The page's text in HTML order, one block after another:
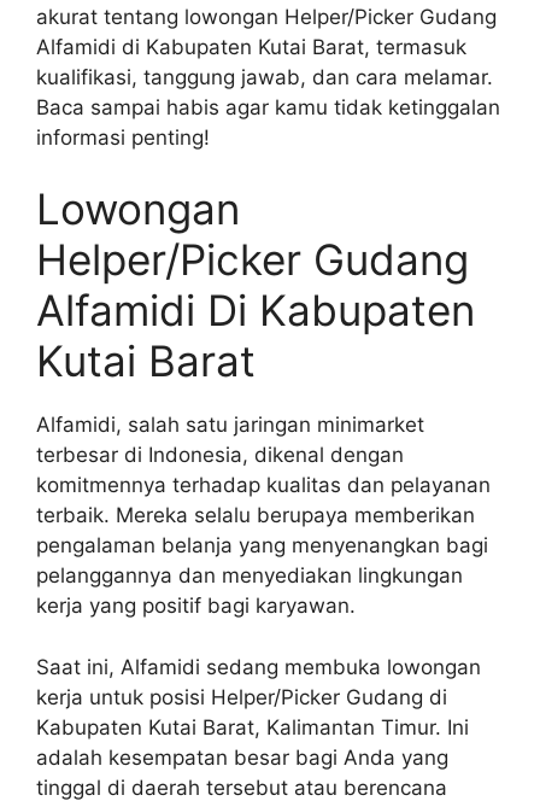
akurat tentang lowongan Helper/Picker Gudang
Alfamidi di Kabupaten Kutai Barat, termasuk
kualifikasi, tanggung jawab, dan cara melamar.
Baca sampai habis agar kamu tidak ketinggalan
informasi penting!
Lowongan
Helper/Picker Gudang
Alfamidi Di Kabupaten
Kutai Barat
Alfamidi, salah satu jaringan minimarket
terbesar di Indonesia, dikenal dengan
komitmennya terhadap kualitas dan pelayanan
terbaik. Mereka selalu berupaya memberikan
pengalaman belanja yang menyenangkan bagi
pelanggannya dan menyediakan lingkungan
kerja yang positif bagi karyawan.
Saat ini, Alfamidi sedang membuka lowongan
kerja untuk posisi Helper/Picker Gudang di
Kabupaten Kutai Barat, Kalimantan Timur. Ini
adalah kesempatan besar bagi Anda yang
tinggal di daerah tersebut atau berencana